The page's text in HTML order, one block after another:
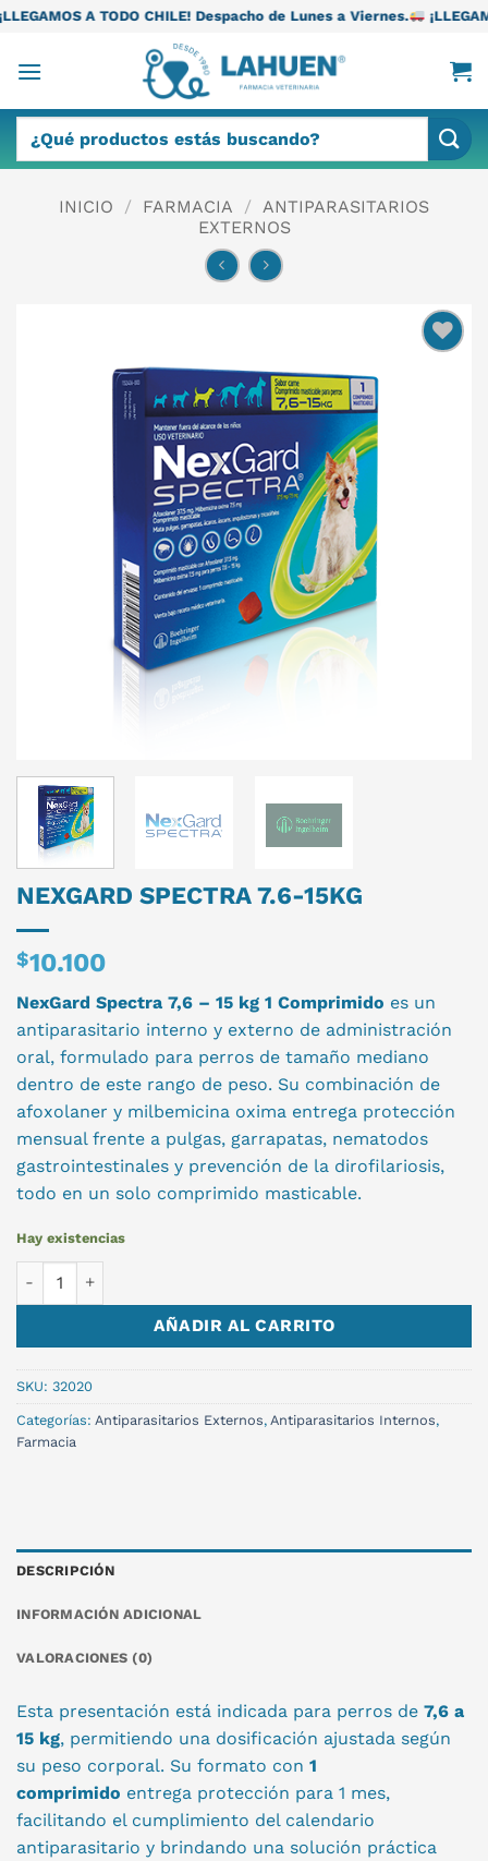
Saltar
contenido
CHILE! Despacho de Lunes a Viernes. ¡LLEGAMOS A TODO
por:
INICIO / FARMACIA / ANTIPARASITARIOS
EXTERNOS
NEXGARD SPECTRA 7.6-15KG
$10.100
NexGard Spectra 7,6 – 15 kg 1 Comprimido es un
antiparasitario interno y externo de administración
oral, formulado para perros de tamaño mediano
dentro de este rango de peso. Su combinación de
afoxolaner y milbemicina oxima entrega protección
mensual frente a pulgas, garrapatas, nematodos
gastrointestinales y prevención de la dirofilariosis,
todo en un solo comprimido masticable.
Hay existencias
AÑADIR AL CARRITO
SKU: 32020
Categorías: Antiparasitarios Externos, Antiparasitarios Internos,
Farmacia
DESCRIPCIÓN
INFORMACIÓN ADICIONAL
VALORACIONES (0)
Esta presentación está indicada para perros de 7,6 a
15 kg, permitiendo una dosificación ajustada según
su peso corporal. Su formato con 1
comprimido entrega protección para 1 mes,
facilitando el cumplimiento del calendario
antiparasitario y brindando una solución práctica